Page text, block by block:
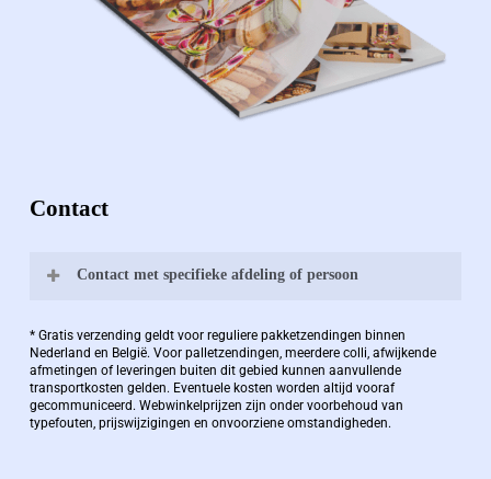
Contact
Contact met specifieke afdeling of persoon
Bernard Pauwels:
Zaakvoerder Berdo
bernard@berdo.be
* Gratis verzending geldt voor reguliere pakketzendingen binnen
Nederland en België. Voor palletzendingen, meerdere colli, afwijkende
afmetingen of leveringen buiten dit gebied kunnen aanvullende
transportkosten gelden. Eventuele kosten worden altijd vooraf
gecommuniceerd. Webwinkelprijzen zijn onder voorbehoud van
typefouten, prijswijzigingen en onvoorziene omstandigheden.